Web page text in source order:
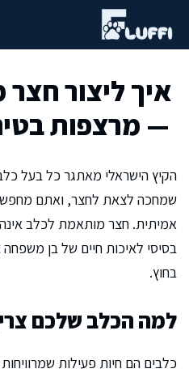
לתוכן
איך ליצור
— מרצפות
שמחכה לצאת לחצר, ואתם
אמיתית. חצר מותאמת לכלב
בסיסי לאיכות חיים של בן
בחוץ.
למה הכלב שלכם
כלבים הם חיות פעילות